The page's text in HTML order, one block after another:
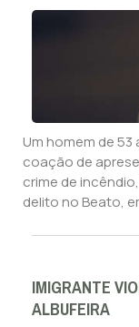
Um homem de
coação de
crime de
delito no Beato,
IMIGRANTE
ALBUFEIRA